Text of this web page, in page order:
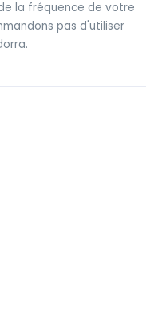
la fréquence de votre
pas d'utiliser